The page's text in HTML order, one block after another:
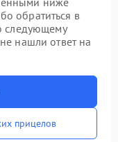
обратиться в
следующему
нашли ответ на
прицелов